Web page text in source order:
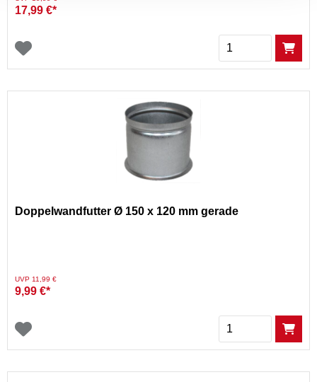
17,99 €*
Menge
Doppelwandfutter Ø 150 x 120 mm gerade
Preis reduziert von
UVP 11,99 €auf
9,99 €*
Menge